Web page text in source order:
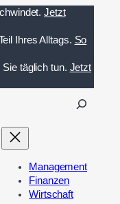
Jetzt
Ihres Alltags. So
täglich tun. Jetzt
n
Management
Finanzen
Wirtschaft